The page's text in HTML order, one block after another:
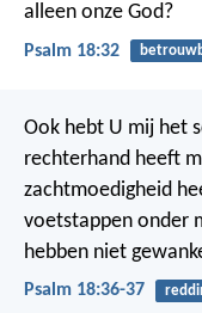
alleen onze God?
Psalm 18:32
Ook hebt U mij het
rechterhand heeft
zachtmoedigheid
voetstappen onder
hebben niet
Psalm 18:36-37